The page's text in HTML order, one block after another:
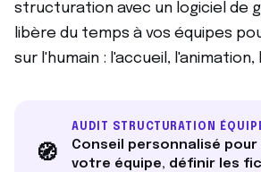
structuration avec un logiciel de
libère du temps à vos équipes
sur l'humain : l'accueil,
🧭
AUDIT STRUCTURATION
Conseil personnalisé
votre équipe, définir les